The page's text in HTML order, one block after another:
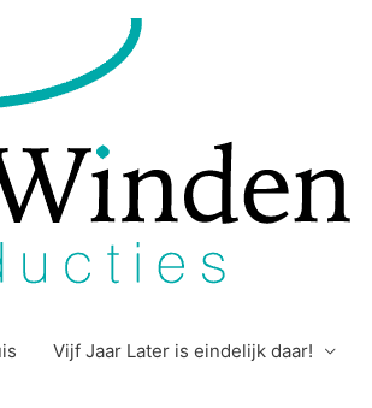
Vijf Jaar Later is eindelijk daar!